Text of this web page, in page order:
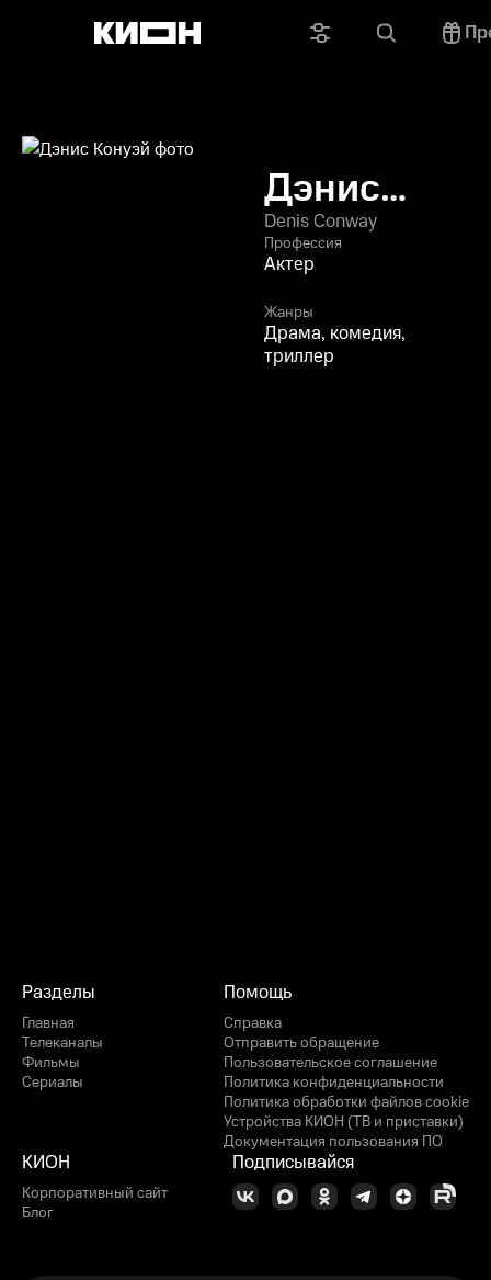
Дэнис
Конуэй
Denis Conway
Профессия
Актер
Жанры
Драма, комедия,
триллер
Разделы
Главная
Телеканалы
Фильмы
Сериалы
Помощь
Справка
Отправить обращение
Пользовательское соглашение
Политика конфиденциальности
Политика обработки файлов cookie
Устройства КИОН (ТВ и приставки)
Документация пользования ПО
КИОН
Корпоративный сайт
Блог
Подписывайся